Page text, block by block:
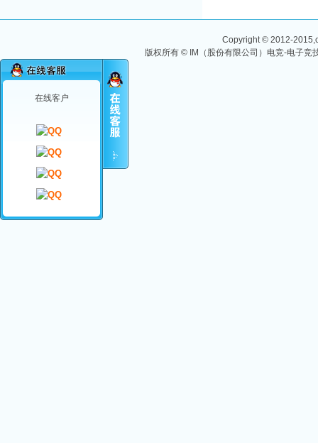
Copyright © 2012-
版权所有 © IM（股份有限公司）电竞-电子
在线客户